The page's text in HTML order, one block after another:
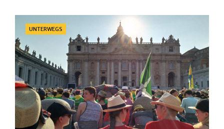
Categories
UNTERWEGS